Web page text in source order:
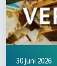
30 juni 2026